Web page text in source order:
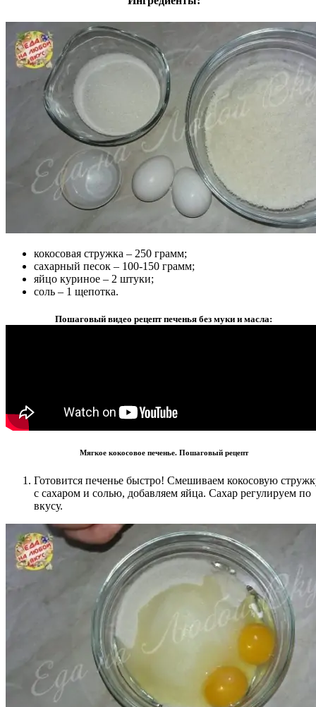
кокосовая стружка – 250 грамм;
сахарный песок – 100-150 грамм;
яйцо куриное – 2 штуки;
соль – 1 щепотка.
Пошаговый видео рецепт печенья без муки и масла:
Мягкое кокосовое печенье. Пошаговый рецепт
Готовится печенье быстро! Смешиваем кокосовую
с сахаром и солью, добавляем яйца. Сахар регулируем по
вкусу.